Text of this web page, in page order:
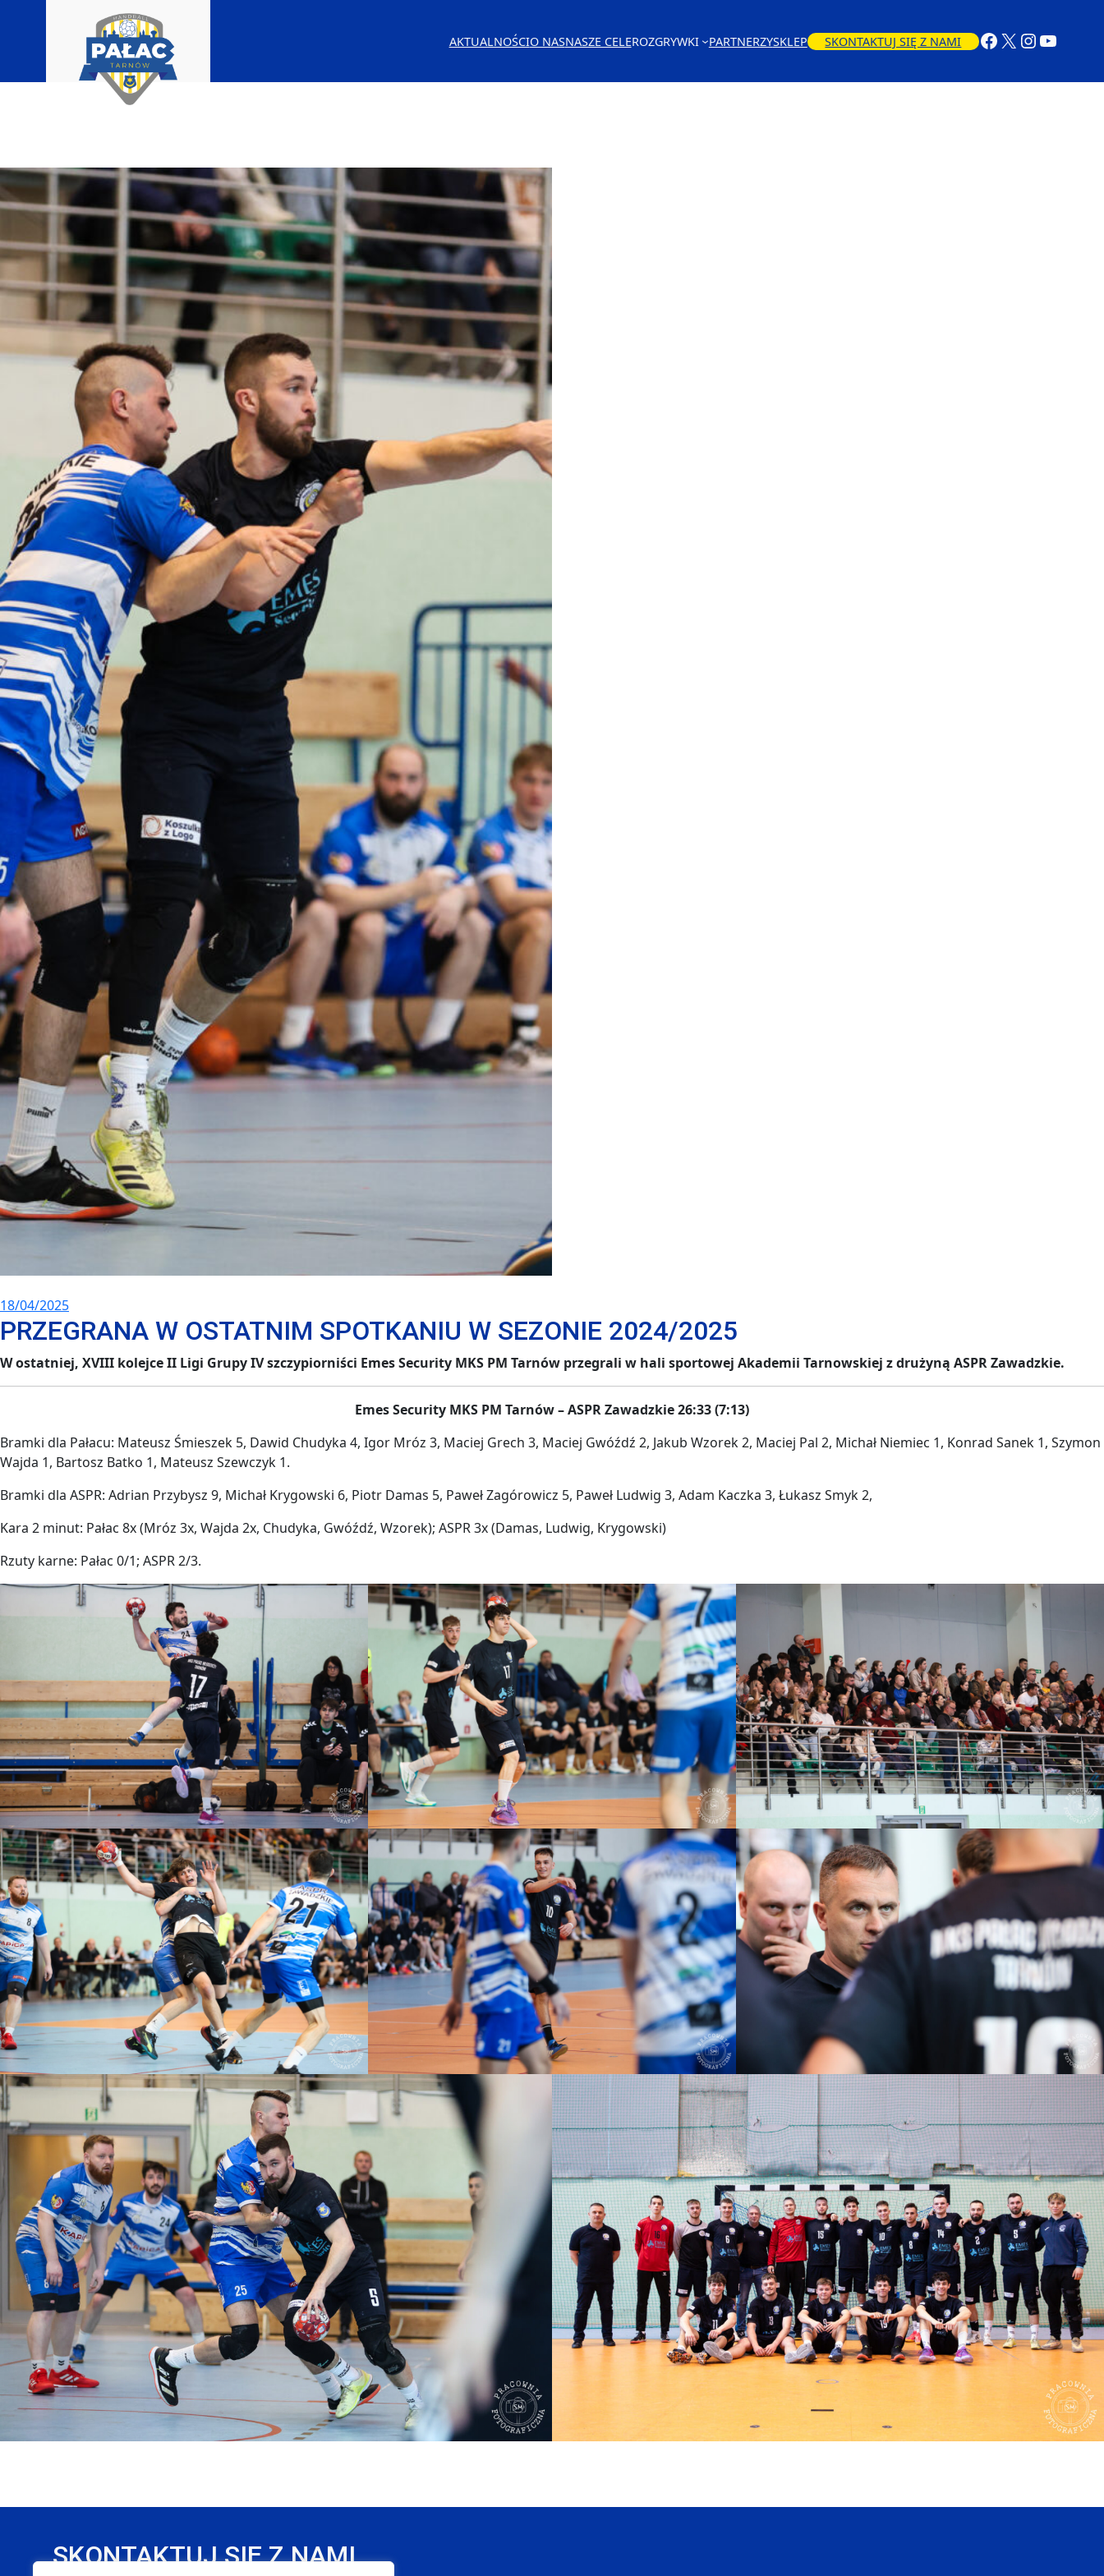
AKTUALNOŚCIO NASNASZE CELEROZGRYWKI PARTNERZYSKLEP SKONTAKTUJ SIĘ Z NAMI
18/04/2025
PRZEGRANA W OSTATNIM SPOTKANIU W SEZONIE 2024/2025
W ostatniej, XVIII kolejce II Ligi Grupy IV szczypiorniści Emes Security MKS PM Tarnów przegrali w hali sportowej Akademii Tarnowskiej z drużyną ASPR Zawadzkie.
Emes Security MKS PM Tarnów – ASPR Zawadzkie 26:33 (7:13)
Bramki dla Pałacu: Mateusz Śmieszek 5, Dawid Chudyka 4, Igor Mróz 3, Maciej Grech 3, Maciej Gwóźdź 2, Jakub Wzorek 2, Maciej Pal 2, Michał Niemiec 1, Konrad Sanek 1, Szymon
Wajda 1, Bartosz Batko 1, Mateusz Szewczyk 1.
Bramki dla ASPR: Adrian Przybysz 9, Michał Krygowski 6, Piotr Damas 5, Paweł Zagórowicz 5, Paweł Ludwig 3, Adam Kaczka 3, Łukasz Smyk 2,
Kara 2 minut: Pałac 8x (Mróz 3x, Wajda 2x, Chudyka, Gwóźdź, Wzorek); ASPR 3x (Damas, Ludwig, Krygowski)
Rzuty karne: Pałac 0/1; ASPR 2/3.
SKONTAKTUJ SIĘ Z NAMI